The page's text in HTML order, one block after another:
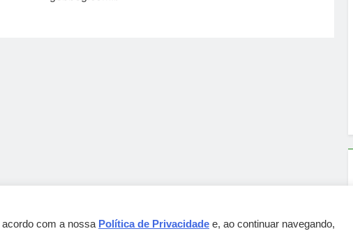
Gebbeg Powered ByBlazeThemes
com a nossa Política de Privacidade e, ao continuar navegando,